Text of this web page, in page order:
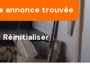
annonce trouvée
Réinitialiser